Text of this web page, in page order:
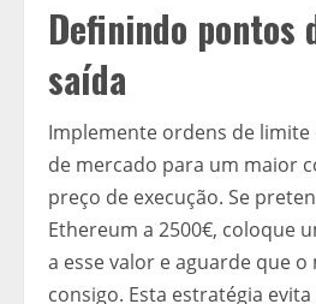
Definindo pontos
saída
Implemente ordens de limite
de mercado para um maior
preço de execução. Se
Ethereum a 2500€, coloque
a esse valor e aguarde que
consigo. Esta estratégia